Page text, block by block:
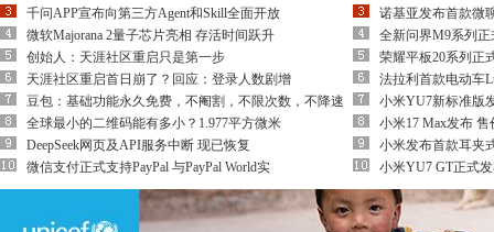
千问APP宣布向第三方Agent和Skill全面开放
微软Majorana 2量子芯片亮相 存活时间跃升
创始人：天涯社区重启只是第一步
天涯社区重启首日崩了？回应：登录人数剧增
豆包：基础功能永久免费，不阉割，不限次数，不降速
全球最小的二维码能有多小？1.977平方微米
DeepSeek网页及API服务中断 现已恢复
微信支付正式支持PayPal 与PayPal World实
诺基亚发布首款微
全新问界M9系列
荣耀平板20系列正
法拉利首款电动车
小米YU7新标准版
小米17 Max发布 售
小米发布首款耳夹
小米YU7 GT正式